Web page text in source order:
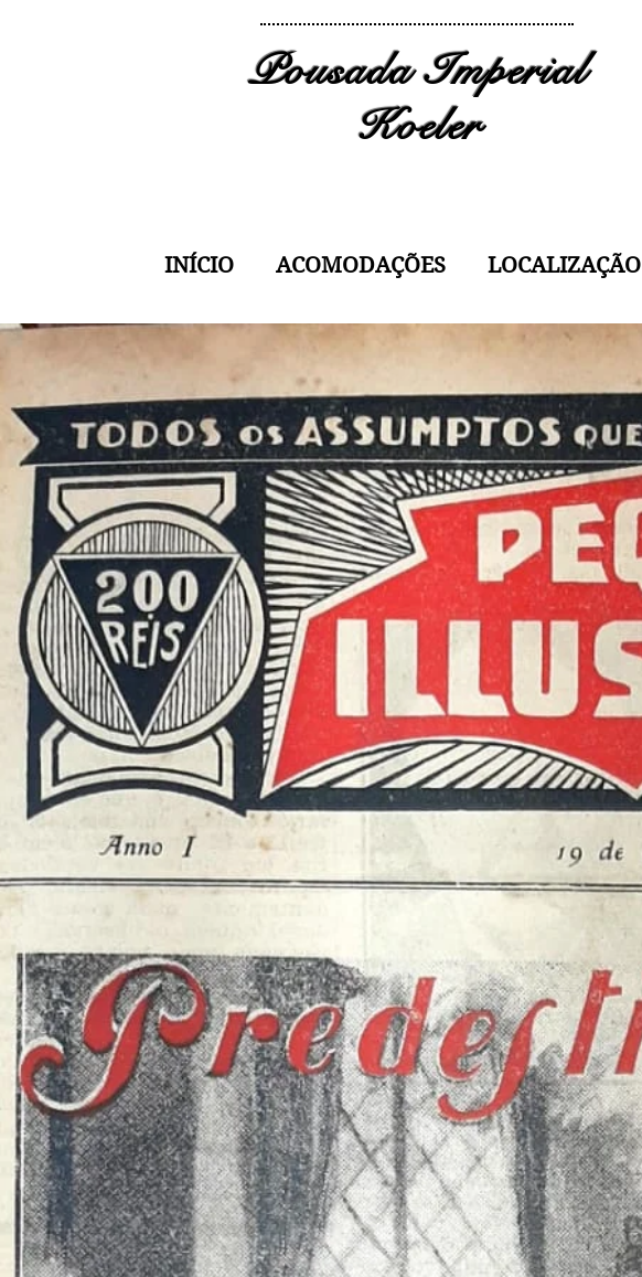
Pousada Imperial
Koeler
INÍCIO ACOMODAÇÕES LOCALIZAÇÃO